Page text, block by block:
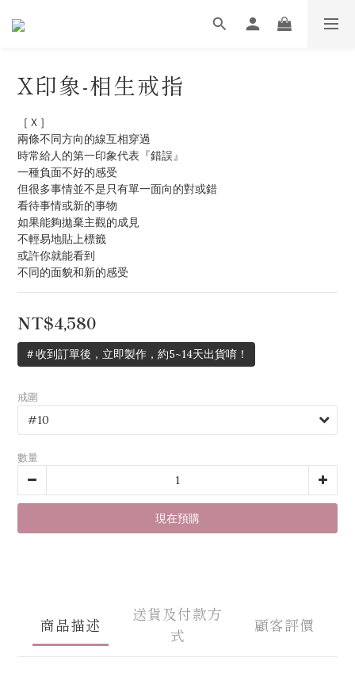
X印象-相生戒指
［Ｘ］
兩條不同方向的線互相穿過
時常給人的第一印象代表『錯誤』
一種負面不好的感受
但很多事情並不是只有單一面向的對或錯
看待事情或新的事物
如果能夠拋棄主觀的成見
不輕易地貼上標籤
或許你就能看到
不同的面貌和新的感受
NT$4,580
＃收到訂單後，立即製作，約5~14天出貨唷！
戒圍
數量
現在預購
商品描述
送貨及付款方
式
顧客評價